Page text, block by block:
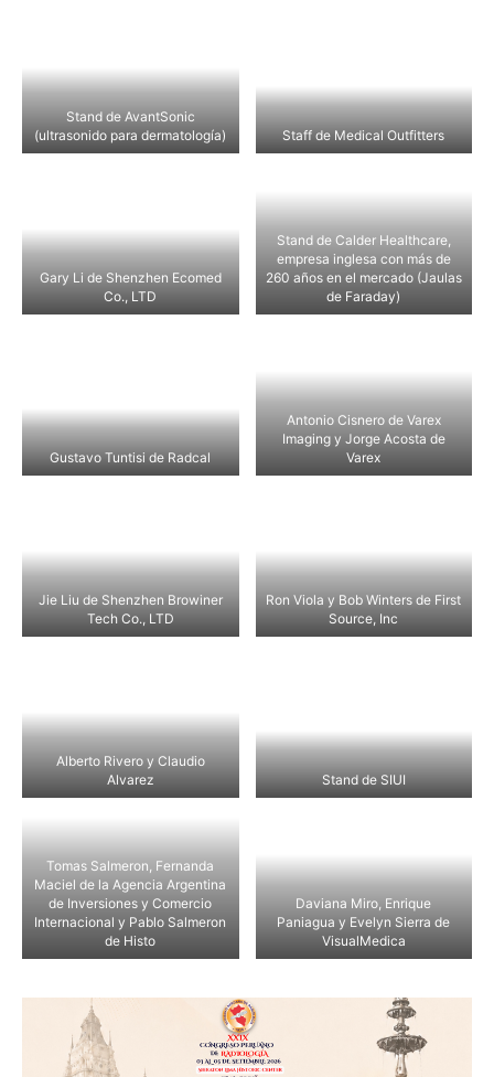
Stand de AvantSonic
(ultrasonido para dermatología)
Staff de Medical Outfitters
Gary Li de Shenzhen Ecomed
Co., LTD
Stand de Calder Healthcare,
empresa inglesa con más de
260 años en el mercado (Jaulas
de Faraday)
Gustavo Tuntisi de Radcal
Antonio Cisnero de Varex
Imaging y Jorge Acosta de
Varex
Jie Liu de Shenzhen Browiner
Tech Co., LTD
Ron Viola y Bob Winters de First
Source, Inc
Alberto Rivero y Claudio
Alvarez
Stand de SIUI
Tomas Salmeron, Fernanda
Maciel de la Agencia Argentina
de Inversiones y Comercio
Internacional y Pablo Salmeron
de Histo
Daviana Miro, Enrique
Paniagua y Evelyn Sierra de
VisualMedica